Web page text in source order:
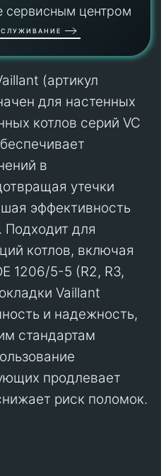
сервисным центром
(артикул
для настенных
котлов серий VC
в
утечки
эффективность
Подходит для
котлов, включая
1206/5-5 (R2, R3,
Vaillant
и надежность,
стандартам
продлевает
риск поломок.